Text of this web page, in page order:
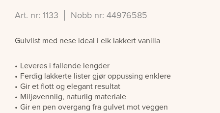
Art. nr: 1133 Nobb nr: 44976585
Gulvlist med nese ideal i eik lakkert vanilla
Leveres i fallende lengder
Ferdig lakkerte lister gjør oppussing enklere
Gir et flott og elegant resultat
Miljøvennlig, naturlig materiale
Gir en pen overgang fra gulvet mot veggen